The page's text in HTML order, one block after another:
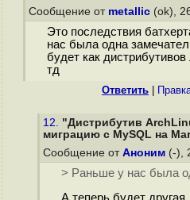
Сообщение от metallic (ok),
Это последствия
нас была одна
будет как
тд
Ответить
12. "Дистрибутив
миграцию с MySQL на
Сообщение от Аноним (-),
> Раньше у нас была